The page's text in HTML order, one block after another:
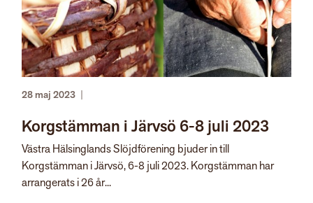
28 maj 2023
Korgstämman i Järvsö 6-8 juli 2023
Västra Hälsinglands Slöjdförening bjuder in till
Korgstämman i Järvsö, 6-8 juli 2023. Korgstämman har
arrangerats i 26 år...